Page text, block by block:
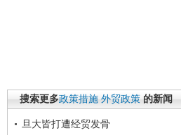
搜索更多政策措施 外贸政策 的新闻
旦大皆打遭经贸发骨